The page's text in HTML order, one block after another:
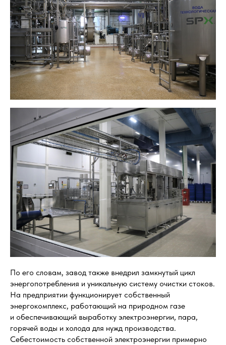
По его словам, завод также внедрил замкнутый цикл
энергопотребления и уникальную систему очистки стоков.
На предприятии функционирует собственный
энергокомплекс, работающий на природном газе
и обеспечивающий выработку электроэнергии, пара,
горячей воды и холода для нужд производства.
Себестоимость собственной электроэнергии примерно